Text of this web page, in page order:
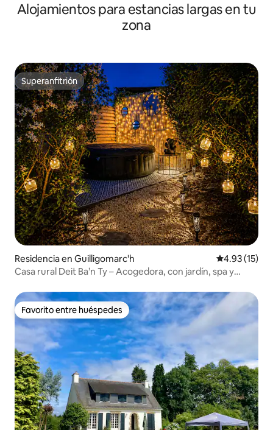
Alojamientos para estancias largas en tu
zona
Superanfitrión
Superanfitrión
Residencia en Guilligomarc'h Calificación
4.93 (15)
Casa rural Deit Ba’n Ty – Acogedora, con jardín, spa y
Favorito entre huéspedes
Favorito entre huéspedes